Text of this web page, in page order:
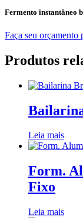
Fermento instantâneo
Faça seu orçamento
Produtos
Leia mais
Form.
Fixo
Leia mais